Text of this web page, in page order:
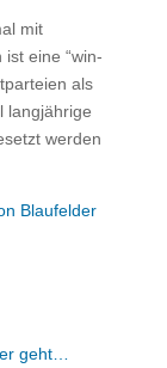
mit
eine “win-
als
langjährige
werden
geht…